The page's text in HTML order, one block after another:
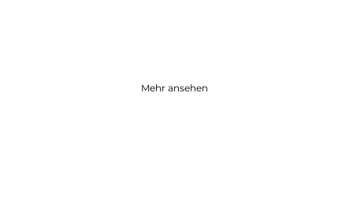
Mehr ansehen